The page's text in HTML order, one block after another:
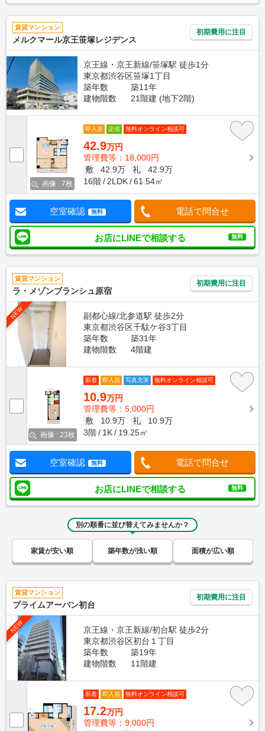
賃貸マンション
メルクマール京王笹塚レジデンス
初期費用に注目
京王線・京王新線/笹塚駅 徒歩1分
東京都渋谷区笹塚1丁目
築年数
築11年
建物階数
21階建 (地下2階)
画像 : 7枚
即入居 定借 無料オンライン相談可
42.9万円
管理費等：18,000円
敷
42.9万 礼
42.9万
16階
2LDK 61.54㎡
空室確認 無料 電話で問合せ
お店にLINEで相談する 無料
賃貸マンション
ラ・メゾンブランシュ原宿
初期費用に注目
NEW
副都心線/北参道駅 徒歩2分
東京都渋谷区千駄ケ谷3丁目
築年数
築31年
建物階数
4階建
画像 : 23枚
新着 即入居 写真充実 無料オンライン相談可
10.9万円
管理費等：5,000円
敷
10.9万 礼
10.9万
3階
1K 19.25㎡
空室確認 無料 電話で問合せ
お店にLINEで相談する 無料
別の順番に並び替えてみませんか？
家賃が安い順 築年数が浅い順 面積が広い順
賃貸マンション
プライムアーバン初台
初期費用に注目
NEW
京王線・京王新線/初台駅 徒歩2分
東京都渋谷区初台１丁目
築年数
築19年
建物階数
11階建
新着 即入居 無料オンライン相談可
17.2万円
管理費等：9,000円